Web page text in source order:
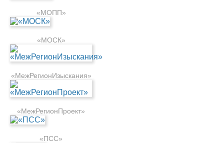
«МОПП»
«МОСК»
«МежРегионИзыскания»
«МежРегионПроект»
«ПСС»